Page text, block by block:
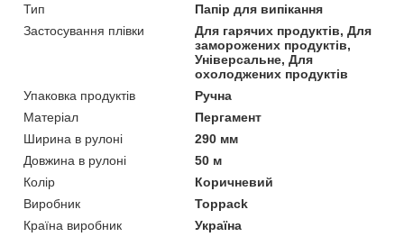
Тип
Папір для випікання
Застосування плівки
Для гарячих продуктів, Для
заморожених продуктів,
Універсальне, Для
охолоджених продуктів
Упаковка продуктів
Ручна
Матеріал
Пергамент
Ширина в рулоні
290 мм
Довжина в рулоні
50 м
Колір
Коричневий
Виробник
Toppack
Країна виробник
Україна